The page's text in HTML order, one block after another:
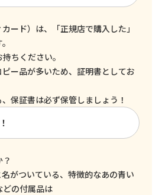
ード）は、「正規店で購入した」
ちください。
ー品が多いため、証明書としてお
保証書は必ず保管しましょう！
がついている、特徴的なあの青い
の付属品は